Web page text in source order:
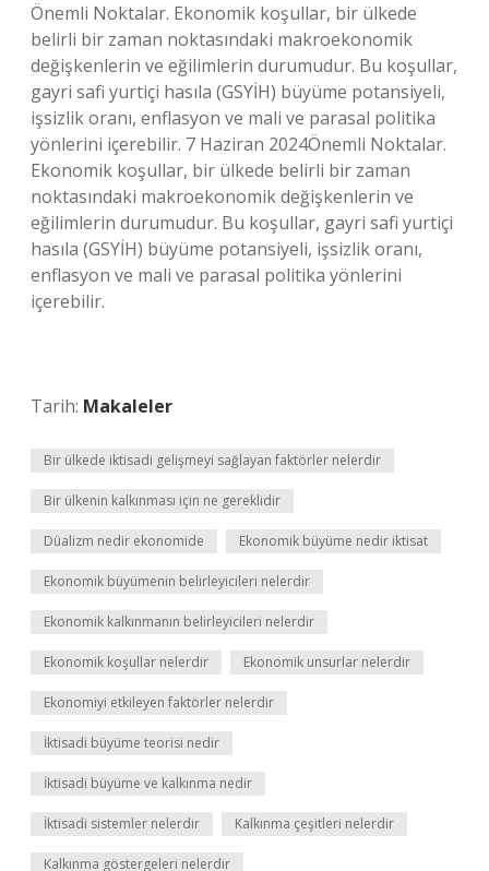
Önemli Noktalar. Ekonomik koşullar, bir ülkede
belirli bir zaman noktasındaki makroekonomik
değişkenlerin ve eğilimlerin durumudur. Bu koşullar,
gayri safi yurtiçi hasıla (GSYİH) büyüme potansiyeli,
işsizlik oranı, enflasyon ve mali ve parasal politika
yönlerini içerebilir. 7 Haziran 2024Önemli Noktalar.
Ekonomik koşullar, bir ülkede belirli bir zaman
noktasındaki makroekonomik değişkenlerin ve
eğilimlerin durumudur. Bu koşullar, gayri safi yurtiçi
hasıla (GSYİH) büyüme potansiyeli, işsizlik oranı,
enflasyon ve mali ve parasal politika yönlerini
içerebilir.
Tarih: Makaleler
Bir ülkede iktisadi gelişmeyi sağlayan faktörler nelerdir
Bir ülkenin kalkınması için ne gereklidir
Düalizm nedir ekonomide Ekonomik büyüme nedir iktisat
Ekonomik büyümenin belirleyicileri nelerdir
Ekonomik kalkınmanın belirleyicileri nelerdir
Ekonomik koşullar nelerdir Ekonomik unsurlar nelerdir
Ekonomiyi etkileyen faktörler nelerdir
İktisadi büyüme teorisi nedir
İktisadi büyüme ve kalkınma nedir
İktisadi sistemler nelerdir Kalkınma çeşitleri nelerdir
Kalkınma göstergeleri nelerdir